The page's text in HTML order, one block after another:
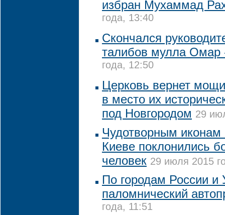
избран Мухаммад
года, 13:40
Скончался
талибов мулла
года, 12:50
Церковь вернет
в место их
под Новгородом 29
Чудотворным иконам
Киеве поклонились
человек 29 июля 2015
По городам России и
паломнический
года, 11:51